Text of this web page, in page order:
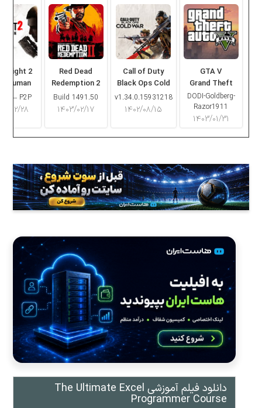
GTA V
Grand Theft
Auto V
DODI-Goldberg-
Razor1911
۱۴۰۳/۰۱/۳۱
Call of Duty
Black Ops Cold
War
v1.34.0.15931218
۱۴۰۲/۰۸/۱۵
Red Dead
Redemption 2
Build 1491.50
۱۴۰۳/۰۲/۱۷
Light 2
Human
– P2P
۱۴۰۳/
دانلود فیلم آموزشی The Ultimate Excel
Programmer Course